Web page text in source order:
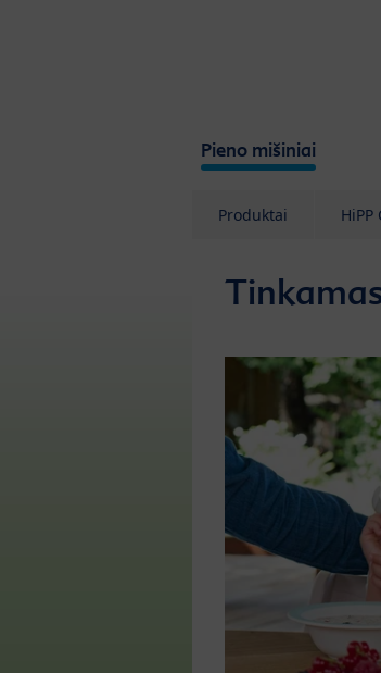
Pieno mišiniai
Produktai HiPP